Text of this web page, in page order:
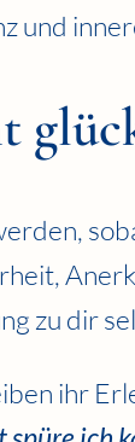
und
zu dir
ihr